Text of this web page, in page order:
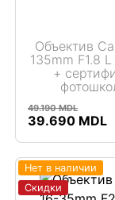
Объектив
135mm F1.8
+
49.190MDL
49.190 MDL.
39.690 MDL
Нет в наличии
Скидки